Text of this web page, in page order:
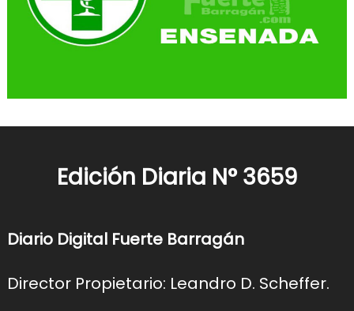
Edición Diaria N° 3659
Diario Digital Fuerte Barragán
Director Propietario: Leandro D. Scheffer.